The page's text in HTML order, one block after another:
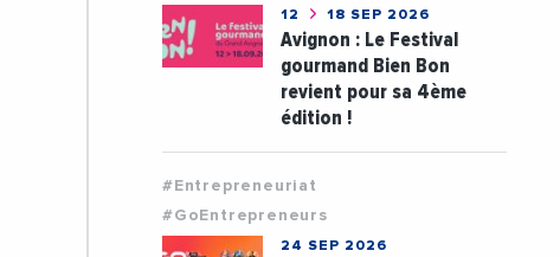
12 18 SEP 2026
Avignon : Le Festival
gourmand Bien Bon
revient pour sa 4ème
édition !
#Entrepreneuriat
#GoEntrepreneurs
24 SEP 2026